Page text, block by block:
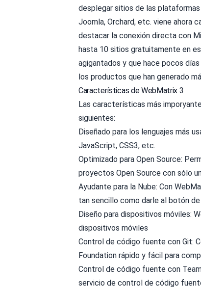
desplegar sitios de las
Joomla, Orchard, etc. viene ahora
destacar la conexión directa con
hasta 10 sitios gratuitamente en
agigantados y que hace pocos
los productos que han generado
Características de WebMatrix 3
Las características más
siguientes:
Diseñado para los lenguajes más
JavaScript, CSS3, etc.
Optimizado para Open Source:
proyectos Open Source con sólo
Ayudante para la Nube: Con
tan sencillo como darle al botón
Diseño para dispositivos móviles:
dispositivos móviles
Control de código fuente con Git:
Foundation rápido y fácil para
Control de código fuente con
servicio de control de código